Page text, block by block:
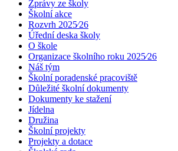
Zprávy ze školy
Školní akce
Rozvrh 2025⁄26
Úřední deska školy
O škole
Organizace školního roku 2025⁄26
Náš tým
Školní poradenské pracoviště
Důležité školní dokumenty
Dokumenty ke stažení
Jídelna
Družina
Školní projekty
Projekty a dotace